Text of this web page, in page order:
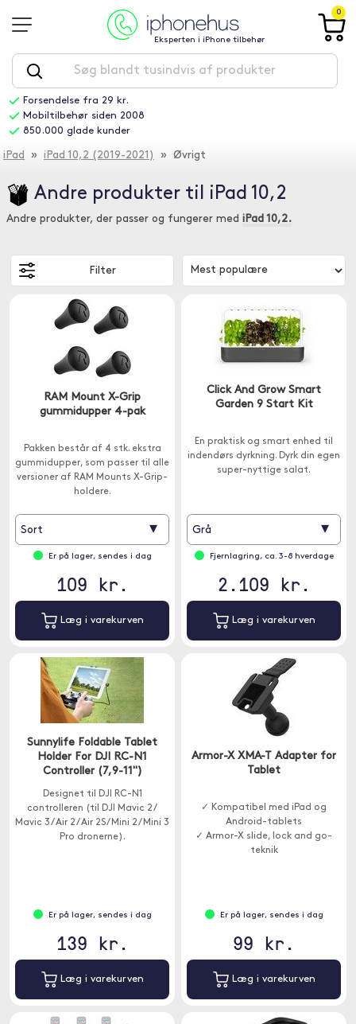
Eksperten i iPhone tilbehør
0
Forsendelse fra 29 kr.
Mobiltilbehør siden 2008
850.000 glade kunder
iPad » iPad 10,2 (2019-2021) » Øvrigt
Andre produkter til iPad 10,2
Andre produkter, der passer og fungerer med iPad 10,2.
Filter
RAM Mount X-Grip
gummidupper 4-pak
Pakken består af 4 stk. ekstra
gummidupper, som passer til alle
versioner af RAM Mounts X-Grip-
holdere.
Sort ▾
Er på lager, sendes i dag
109 kr.
Læg i varekurven
Click And Grow Smart
Garden 9 Start Kit
En praktisk og smart enhed til
indendørs dyrkning. Dyrk din egen
super-nyttige salat.
Grå ▾
Fjernlagring, ca. 3-8 hverdage
2.109 kr.
Læg i varekurven
Sunnylife Foldable Tablet
Holder For DJI RC-N1
Controller (7,9-11")
Designet til DJI RC-N1
controlleren (til DJI Mavic 2 /
Mavic 3 / Air 2 / Air 2S / Mini 2 / Mini 3
Pro dronerne).
Er på lager, sendes i dag
139 kr.
Læg i varekurven
Armor-X XMA-T Adapter for
Tablet
✓ Kompatibel med iPad og
Android-tablets
✓ Armor-X slide, lock and go-
teknik
Er på lager, sendes i dag
99 kr.
Læg i varekurven